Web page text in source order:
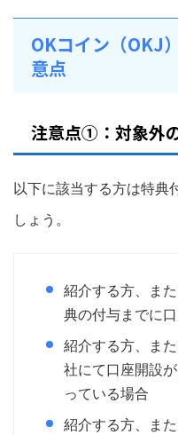
OKコイン（OKJ
意点
注意点①：対象外
以下に該当する方は特典
しょう。
紹介する方、ま
典の付与までに
紹介する方、ま
社にて口座開設
っている場合
紹介する方、ま